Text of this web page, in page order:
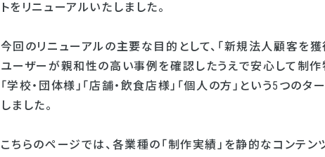
トをリニューアルいたしました。
今回のリニューアルの主要な目的として、「新規法人顧客を獲
ユーザーが親和性の高い事例を確認したうえで安心して制作
「学校・団体様」「店舗・飲食店様」「個人の方」という5つの
しました。
こちらのページでは、各業種の「制作実績」を静的なコンテ